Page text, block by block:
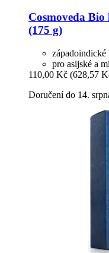
Cosmoveda Bio
(175 g)
pro asijské a
110,00 Kč (628,57
Doručení do 14.